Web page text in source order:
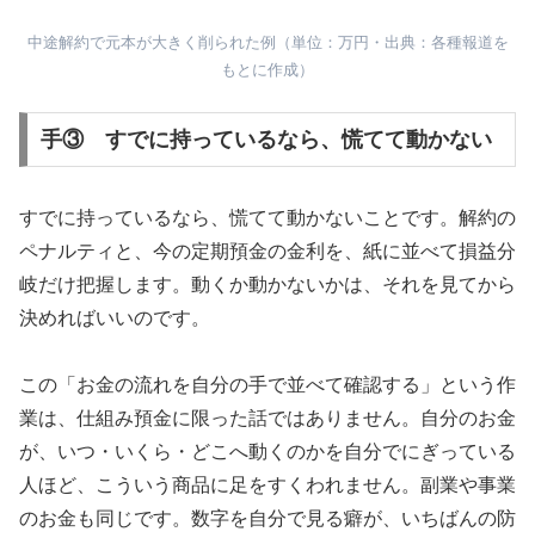
中途解約で元本が大きく削られた例（単位：万円・出典：各種報道を
もとに作成）
手③ すでに持っているなら、慌てて動かない
すでに持っているなら、慌てて動かないことです。解約の
ペナルティと、今の定期預金の金利を、紙に並べて損益分
岐だけ把握します。動くか動かないかは、それを見てから
決めればいいのです。
この「お金の流れを自分の手で並べて確認する」という作
業は、仕組み預金に限った話ではありません。自分のお金
が、いつ・いくら・どこへ動くのかを自分でにぎっている
人ほど、こういう商品に足をすくわれません。副業や事業
のお金も同じです。数字を自分で見る癖が、いちばんの防